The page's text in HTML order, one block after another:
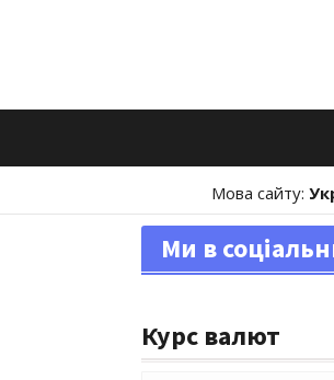
Мова сайту:
Ми в
Курс валют